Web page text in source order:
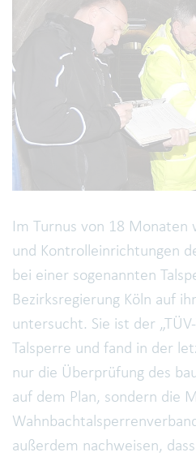
Im Turnus von 18 Monaten
und Kontrolleinrichtungen
bei einer sogenannten
Bezirksregierung Köln auf
untersucht. Sie ist der
Talsperre und fand in der
nur die Überprüfung des
auf dem Plan, sondern die
außerdem nachweisen,